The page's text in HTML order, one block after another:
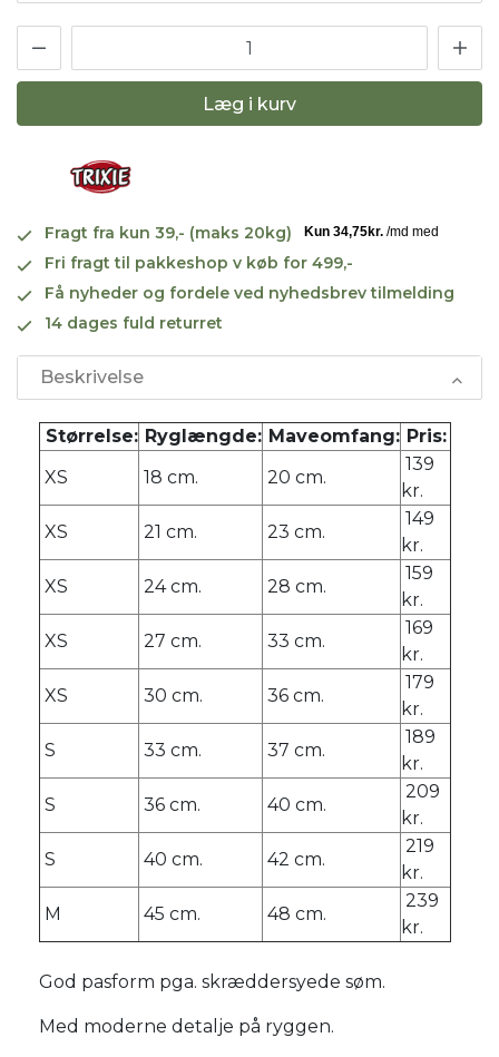
Læg i kurv
Fragt fra kun 39,- (maks 20kg)
Fri fragt til pakkeshop v køb for 499,-
Få nyheder og fordele ved nyhedsbrev tilmelding
14 dages fuld returret
Beskrivelse
Størrelse: Ryglængde: Maveomfang: Pris:
XS
18 cm. 20 cm.
139
kr.
XS
21 cm. 23 cm.
149
kr.
XS
24 cm. 28 cm.
159
kr.
XS
27 cm. 33 cm.
169
kr.
XS
30 cm. 36 cm.
179
kr.
S
33 cm. 37 cm.
189
kr.
S
36 cm. 40 cm.
209
kr.
S
40 cm. 42 cm.
219
kr.
M
45 cm. 48 cm.
239
kr.
God pasform pga. skræddersyede søm.
Med moderne detalje på ryggen.